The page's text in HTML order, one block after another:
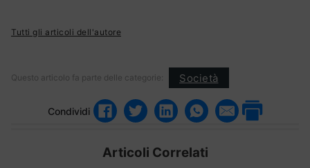
Tutti gli articoli dell'autore
Questo articolo fa parte delle categorie: Società
Condividi
Articoli Correlati